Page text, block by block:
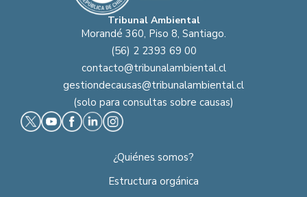
Tribunal Ambiental
Morandé 360, Piso 8, Santiago.
(56) 2 2393 69 00
contacto@tribunalambiental.cl
gestiondecausas@tribunalambiental.cl
(solo para consultas sobre causas)
¿Quiénes somos?
Estructura orgánica